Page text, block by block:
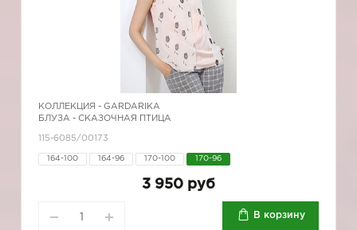
КОЛЛЕКЦИЯ - GARDARIKA
БЛУЗА - СКАЗОЧНАЯ ПТИЦА
115-6085/00173
164-100 164-96 170-100 170-96
3 950 руб
В корзину